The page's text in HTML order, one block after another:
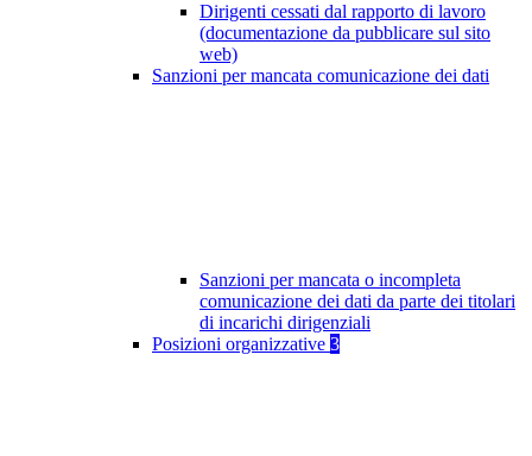
Dirigenti cessati dal rapporto di lavoro
(documentazione da pubblicare sul sito
web)
Sanzioni per mancata comunicazione dei dati
Sanzioni per mancata o incompleta
comunicazione dei dati da parte dei titolari
di incarichi dirigenziali
Posizioni organizzative 3